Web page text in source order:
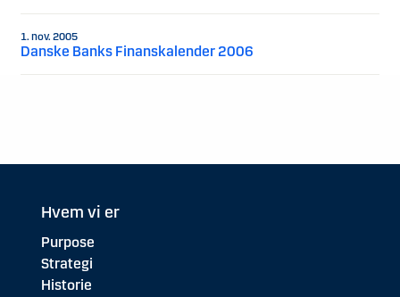
1. nov. 2005
Danske Banks Finanskalender 2006
Hvem vi er
Purpose
Strategi
Historie